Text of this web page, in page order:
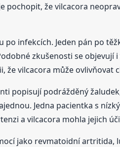
pochopit, že vilcacora
infekcích. Jeden pán po
zkušenosti se objevují
že vilcacora může
popisují podrážděný
Jedna pacientka s
a vilcacora mohla jejich
jako revmatoidní artritida,